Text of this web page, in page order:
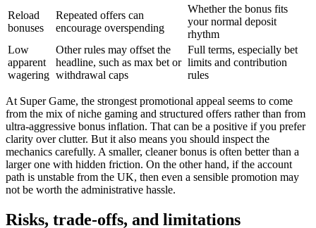
Reload
bonuses
Repeated offers can
encourage overspending
Whether the bonus fits
your normal deposit
rhythm
Low
apparent
wagering
Other rules may offset the
headline, such as max bet or
withdrawal caps
Full terms, especially bet
limits and contribution
rules
At Super Game, the strongest promotional appeal seems to come
from the mix of niche gaming and structured offers rather than from
ultra-aggressive bonus inflation. That can be a positive if you prefer
clarity over clutter. But it also means you should inspect the
mechanics carefully. A smaller, cleaner bonus is often better than a
larger one with hidden friction. On the other hand, if the account
path is unstable from the UK, then even a sensible promotion may
not be worth the administrative hassle.
Risks, trade-offs, and limitations